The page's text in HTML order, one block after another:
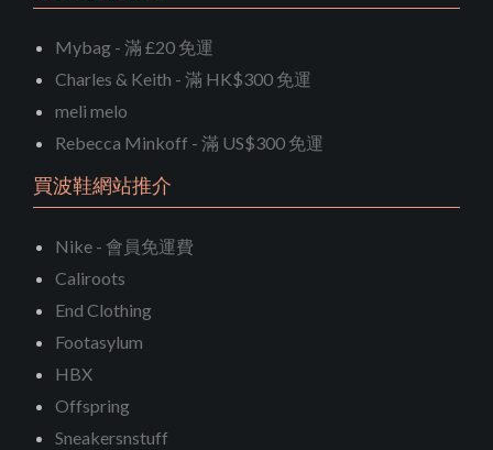
Mybag - 滿 £20 免運
Charles & Keith - 滿 HK$300 免運
meli melo
Rebecca Minkoff - 滿 US$300 免運
買波鞋網站推介
Nike - 會員免運費
Caliroots
End Clothing
Footasylum
HBX
Offspring
Sneakersnstuff